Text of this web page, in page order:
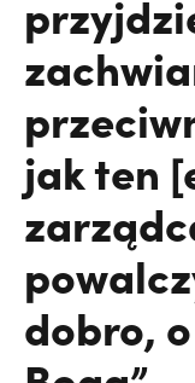
jak ten
dobro,